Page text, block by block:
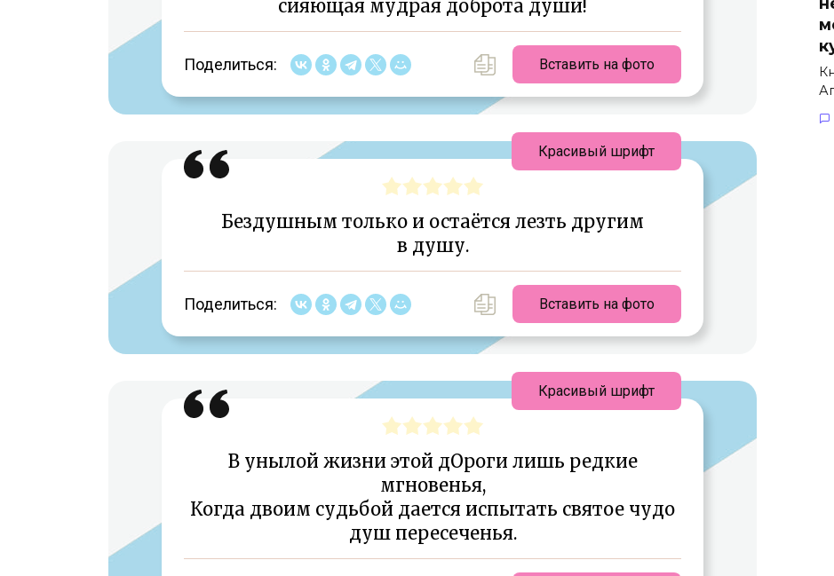
сияющая мудрая доброта души!
Поделиться: Вставить на фото
Бездушным только и остаётся лезть другим
в душу.
Поделиться: Вставить на фото
Красивый шрифт
В унылой жизни этой дОроги лишь редкие
мгновенья,
Когда двоим судьбой дается испытать святое чудо
душ пересеченья.
Красивый шрифт